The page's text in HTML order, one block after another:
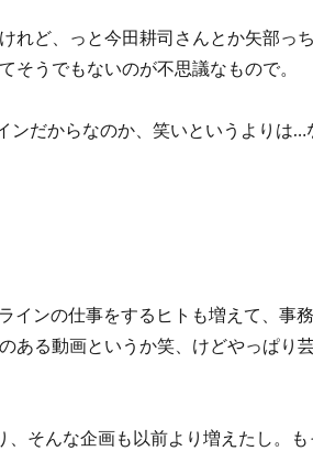
れど、っと今田耕司さんとか矢部っ
うでもないのが不思議なもので。
だからなのか、笑いというよりは…
インの仕事をするヒトも増えて、事
ある動画というか笑、けどやっぱり
そんな企画も以前より増えたし。も